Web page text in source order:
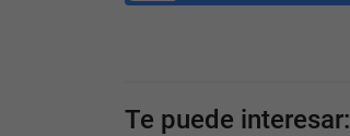
Te puede interesar: